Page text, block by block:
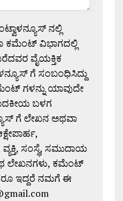
ನಲ್ಲಿ
ಕಮೆಂಟ್ ವಿಭಾಗದಲ್ಲಿ
ವೈಯಕ್ತಿಕ
ಗೆ ಸಂಬಂಧಿಸಿದ್ದು
ಗಳನ್ನು ಯಾವುದೇ
ಬಳಗ
ಗೆ ಲೇಖನ ಅಥವಾ
ಸಂಸ್ಥೆ, ಸಮುದಾಯ
ಲೇಖನಗಳು, ಕಮೆಂಟ್
ಇದ್ದರೆ ನಮಗೆ ಈ